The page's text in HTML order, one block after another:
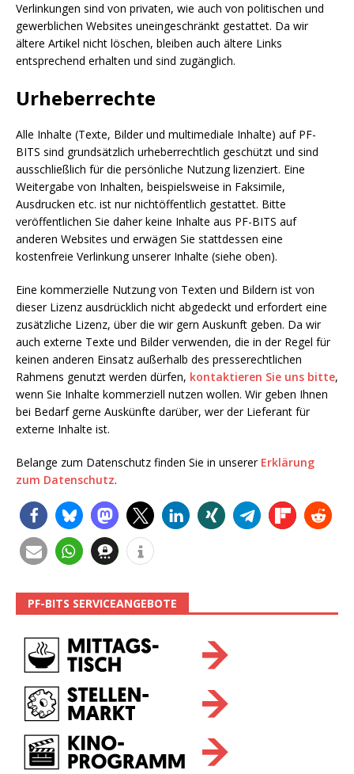
Verlinkungen sind von privaten, wie auch von politischen und
gewerblichen Websites uneingeschränkt gestattet. Da wir
ältere Artikel nicht löschen, bleiben auch ältere Links
entsprechend erhalten und sind zugänglich.
Urheberrechte
Alle Inhalte (Texte, Bilder und multimediale Inhalte) auf PF-
BITS sind grundsätzlich urheberrechtlich geschützt und sind
ausschließlich für die persönliche Nutzung lizenziert. Eine
Weitergabe von Inhalten, beispielsweise in Faksimile,
Ausdrucken etc. ist nur nichtöffentlich gestattet. Bitte
veröffentlichen Sie daher keine Inhalte aus PF-BITS auf
anderen Websites und erwägen Sie stattdessen eine
kostenfreie Verlinkung unserer Inhalte (siehe oben).
Eine kommerzielle Nutzung von Texten und Bildern ist von
dieser Lizenz ausdrücklich nicht abgedeckt und erfordert eine
zusätzliche Lizenz, über die wir gern Auskunft geben. Da wir
auch externe Texte und Bilder verwenden, die in der Regel für
keinen anderen Einsatz außerhalb des presserechtlichen
Rahmens genutzt werden dürfen, kontaktieren Sie uns bitte,
wenn Sie Inhalte kommerziell nutzen wollen. Wir geben Ihnen
bei Bedarf gerne Auskünfte darüber, wer der Lieferant für
externe Inhalte ist.
Belange zum Datenschutz finden Sie in unserer Erklärung
zum Datenschutz.
PF-BITS SERVICEANGEBOTE